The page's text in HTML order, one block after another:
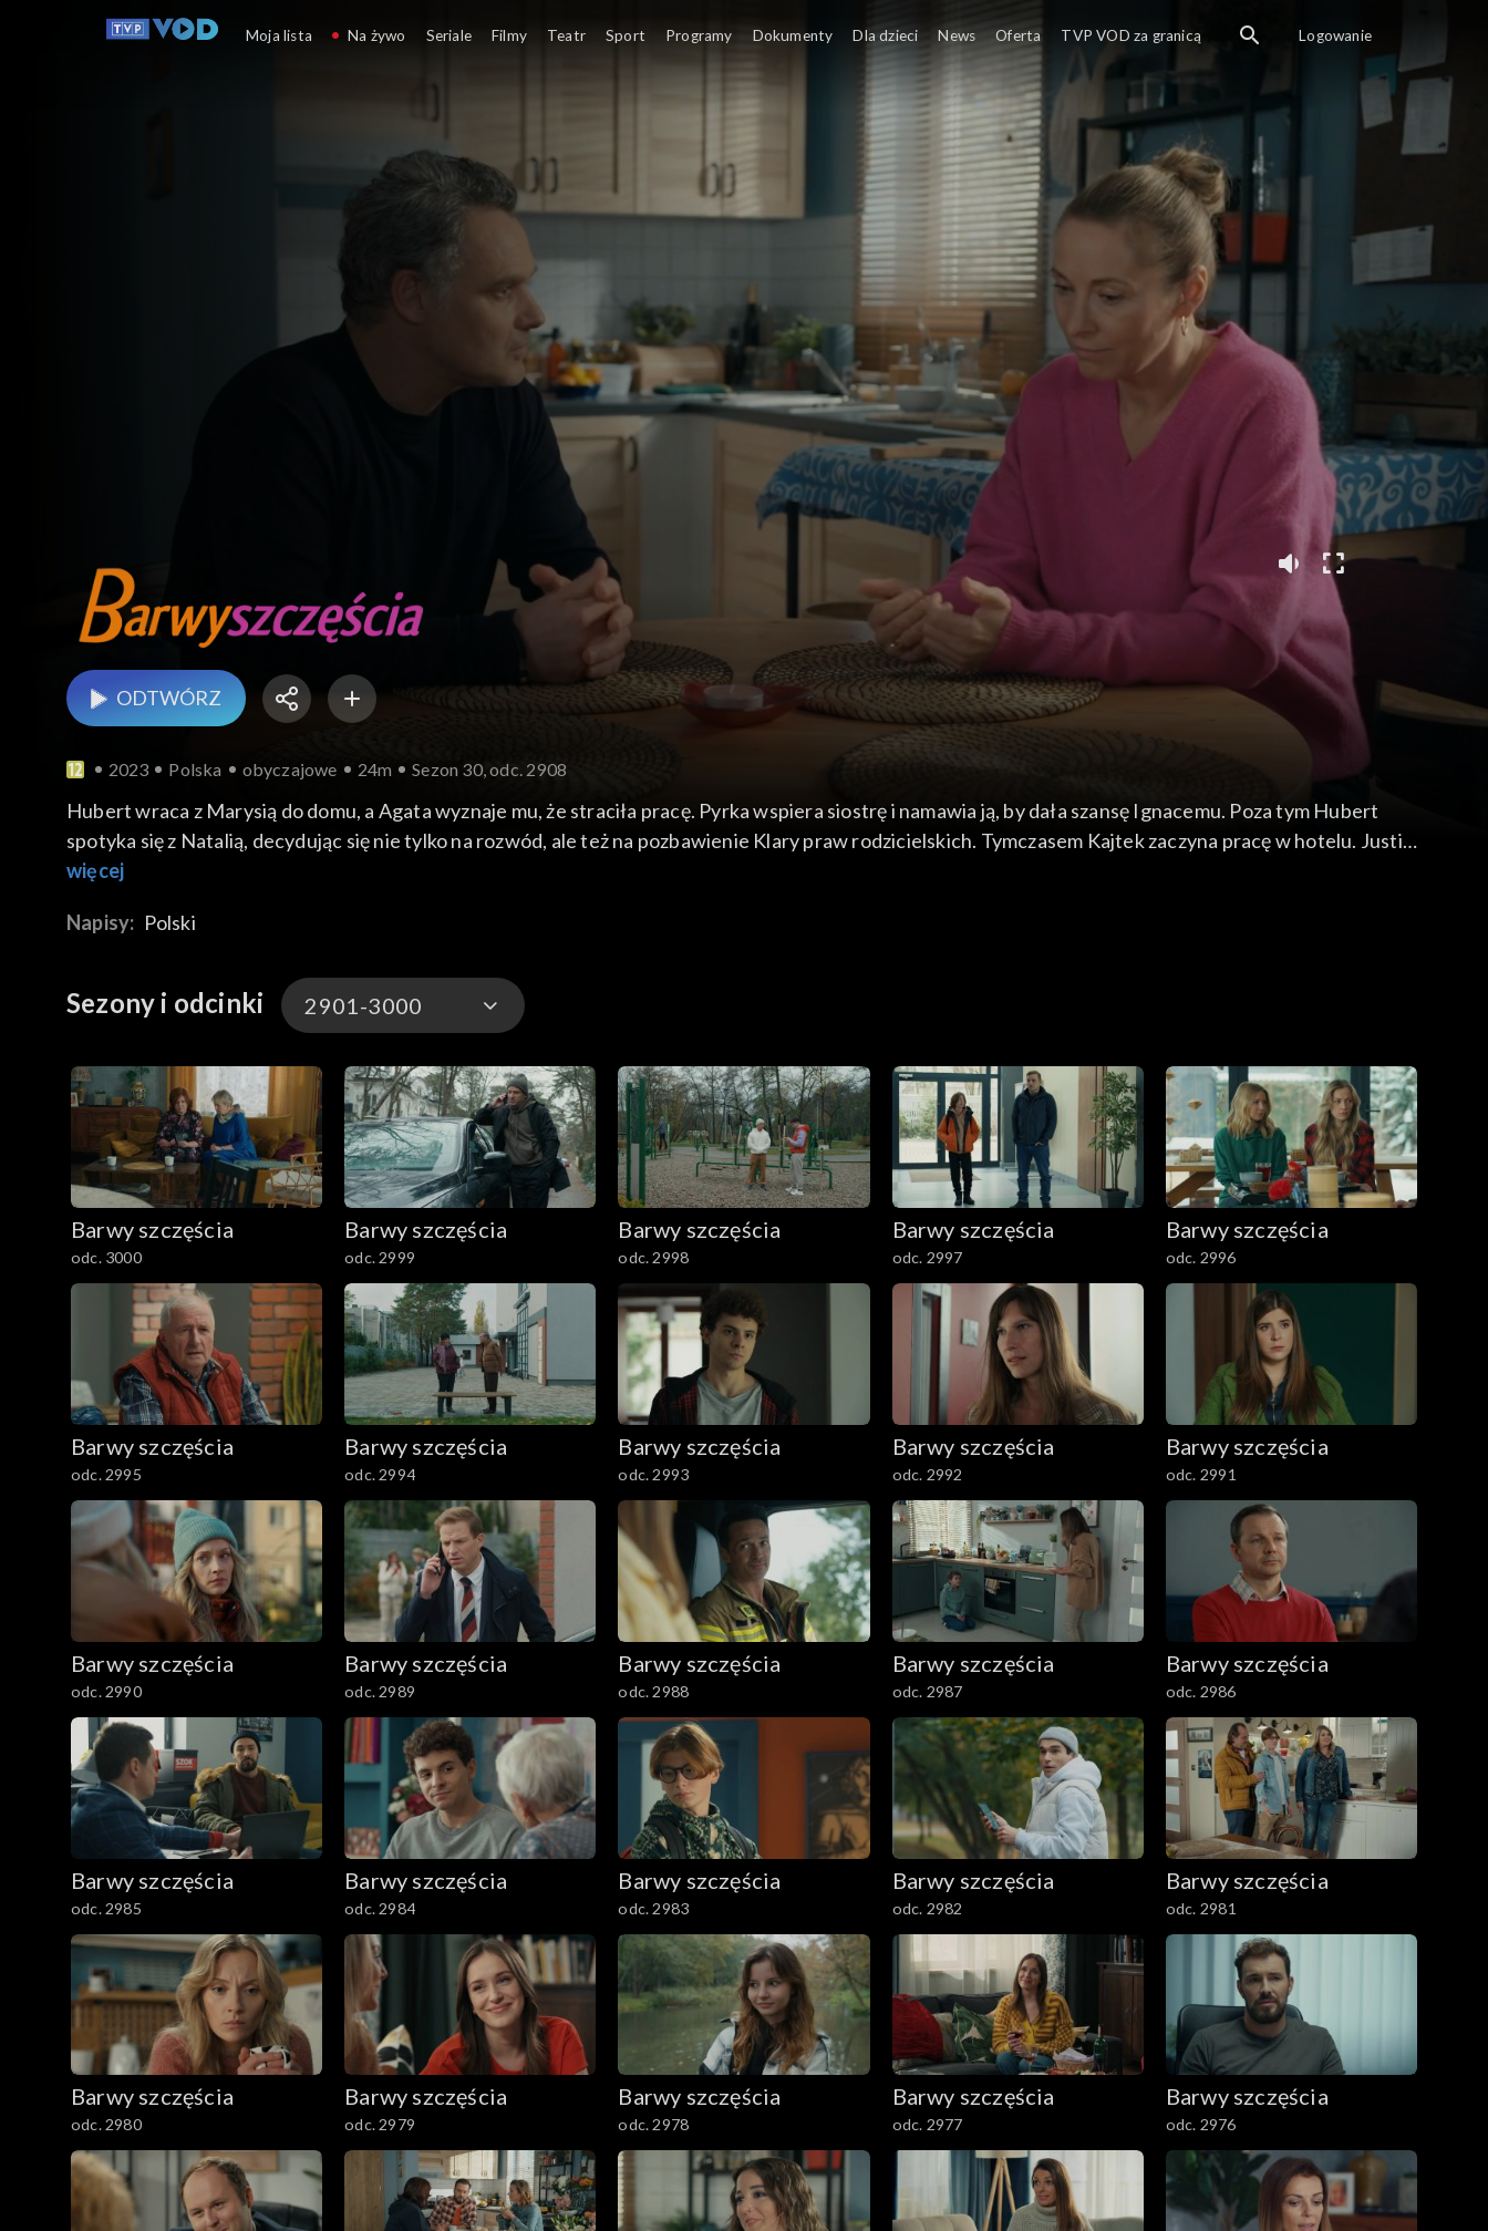
ODTWÓRZ
2023 Polska obyczajowe 24m Sezon 30, odc. 2908
Hubert wraca z Marysią do domu, a Agata wyznaje mu, że straciła pracę. Pyrka wspiera siostrę i namawia ją, by dała szansę Ignacemu. Poza tym Hubert
spotyka się z Natalią, decydując się nie tylko na rozwód, ale też na pozbawienie Klary praw rodzicielskich. Tymczasem Kajtek zaczyna pracę w hotelu. Justin
prosi od razu Weronikę, by zrobiła koledze sesję zdjęciową na stronę internetową obiektu i wykorzystuje okazję, by z dziennikarką poflirtować.
więcej
Napisy: Polski
Sezony i odcinki 2901-3000
3301-3400
3201-3300
3101-3200
3001-3100
2901-3000
2801–2900
2701–2800
2601–2700
2501–2600
2401–2500
2301–2400
2201–2300
2101–2200
2001–2100
1901–2000
1801–1900
1701–1800
1601–1700
1501–1600
1401–1500
1301–1400
Barwy szczęścia
odc. 3000
Barwy szczęścia
odc. 2999
Barwy szczęścia
odc. 2998
Barwy szczęścia
odc. 2997
Barwy szczęścia
odc. 2996
Barwy szczęścia
odc. 2995
Barwy szczęścia
odc. 2994
Barwy szczęścia
odc. 2993
Barwy szczęścia
odc. 2992
Barwy szczęścia
odc. 2991
Barwy szczęścia
odc. 2990
Barwy szczęścia
odc. 2989
Barwy szczęścia
odc. 2988
Barwy szczęścia
odc. 2987
Barwy szczęścia
odc. 2986
Barwy szczęścia
odc. 2985
Barwy szczęścia
odc. 2984
Barwy szczęścia
odc. 2983
Barwy szczęścia
odc. 2982
Barwy szczęścia
odc. 2981
Barwy szczęścia
odc. 2980
Barwy szczęścia
odc. 2979
Barwy szczęścia
odc. 2978
Barwy szczęścia
odc. 2977
Barwy szczęścia
odc. 2976
Moja lista Na żywo Seriale Filmy Teatr Sport Programy Dokumenty Dla dzieci News Oferta TVP VOD za granicą Logowanie